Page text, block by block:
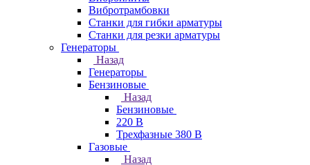
Вибротрамбовки
Станки для гибки арматуры
Станки для резки арматуры
Генераторы
Назад
Генераторы
Бензиновые
Назад
Бензиновые
220 В
Трехфазные 380 В
Газовые
Назад